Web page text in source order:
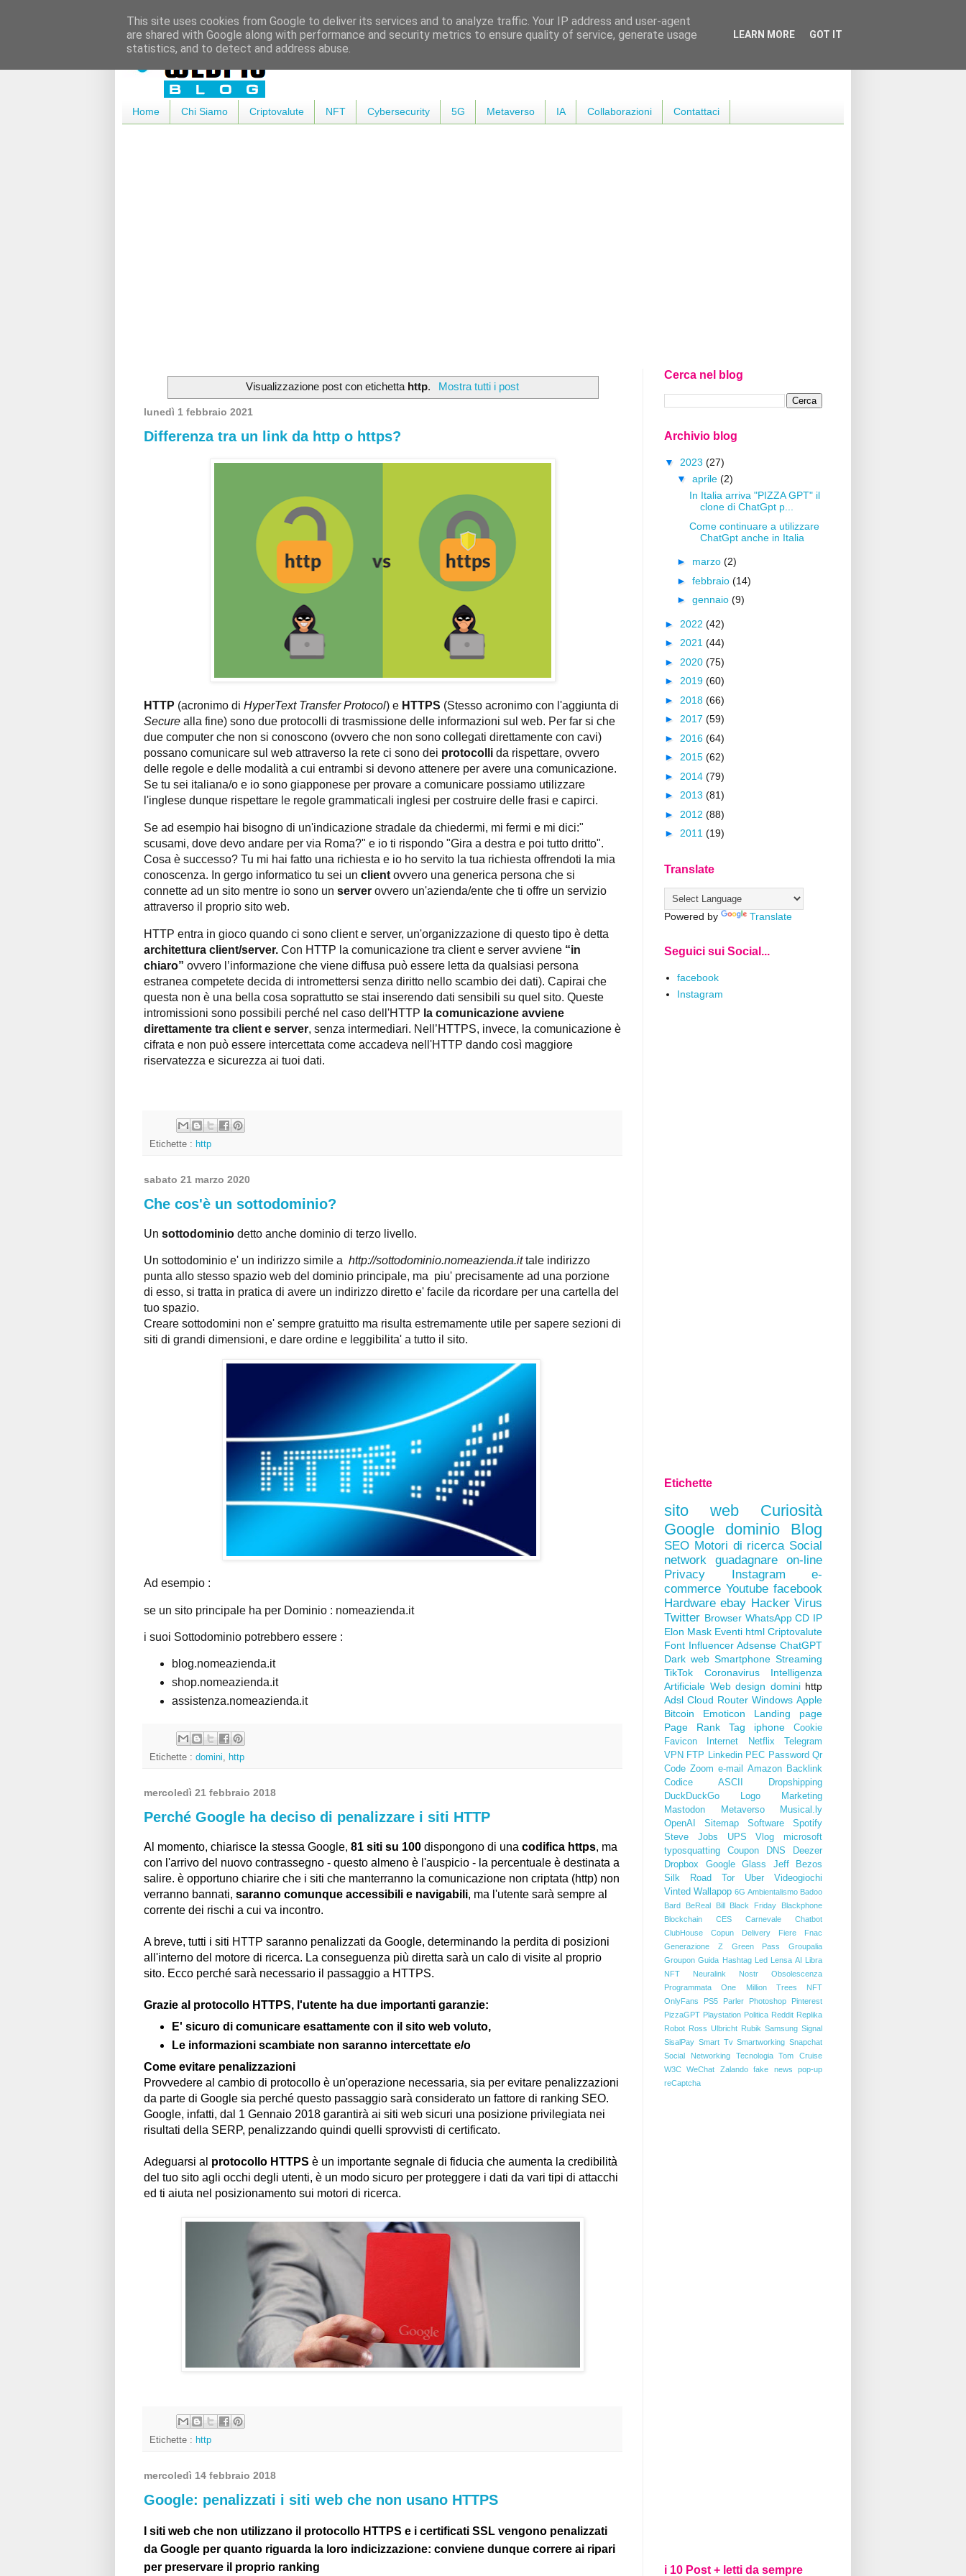
Home Chi Siamo Criptovalute NFT Cybersecurity 5G Metaverso IA Collaborazioni Contattaci
Visualizzazione post con etichetta http. Mostra tutti i post
lunedì 1 febbraio 2021
Differenza tra un link da http o https?
HTTP (acronimo di HyperText Transfer Protocol) e HTTPS (Stesso acronimo con l'aggiunta di
Secure alla fine) sono due protocolli di trasmissione delle informazioni sul web. Per far si che
due computer che non si conoscono (ovvero che non sono collegati direttamente con cavi)
possano comunicare sul web attraverso la rete ci sono dei protocolli da rispettare, ovvero
delle regole e delle modalità a cui entrambi si devono attenere per avere una comunicazione.
Se tu sei italiana/o e io sono giapponese per provare a comunicare possiamo utilizzare
l'inglese dunque rispettare le regole grammaticali inglesi per costruire delle frasi e capirci.
Se ad esempio hai bisogno di un'indicazione stradale da chiedermi, mi fermi e mi dici:"
scusami, dove devo andare per via Roma?" e io ti rispondo "Gira a destra e poi tutto dritto".
Cosa è successo? Tu mi hai fatto una richiesta e io ho servito la tua richiesta offrendoti la mia
conoscenza. In gergo informatico tu sei un client ovvero una generica persona che si
connette ad un sito mentre io sono un server ovvero un'azienda/ente che ti offre un servizio
attraverso il proprio sito web.
HTTP entra in gioco quando ci sono client e server, un'organizzazione di questo tipo è detta
architettura client/server. Con HTTP la comunicazione tra client e server avviene “in
chiaro” ovvero l’informazione che viene diffusa può essere letta da qualsiasi persona
estranea competete decida di intromettersi senza diritto nello scambio dei dati). Capirai che
questa non è una bella cosa soprattutto se stai inserendo dati sensibili su quel sito. Queste
intromissioni sono possibili perché nel caso dell'HTTP la comunicazione avviene
direttamente tra client e server, senza intermediari. Nell’HTTPS, invece, la comunicazione è
cifrata e non può essere intercettata come accadeva nell'HTTP dando così maggiore
riservatezza e sicurezza ai tuoi dati.
Etichette : http
sabato 21 marzo 2020
Che cos'è un sottodominio?
Un sottodominio detto anche dominio di terzo livello.
Un sottodominio e' un indirizzo simile a http://sottodominio.nomeazienda.ittale indirizzo
punta allo stesso spazio web del dominio principale, ma piu' precisamente ad una porzione
di esso, si tratta in pratica di avere un indirizzo diretto e' facile da ricordare per una cartella del
tuo spazio.
Creare sottodomini non e' sempre gratuitto ma risulta estremamente utile per sapere sezioni di
siti di grandi dimensioni, e dare ordine e leggibilita' a tutto il sito.
Ad esempio :
se un sito principale ha per Dominio : nomeazienda.it
i suoi Sottodominio potrebbero essere :
blog.nomeazienda.it
shop.nomeazienda.it
assistenza.nomeazienda.it
Etichette : domini, http
mercoledì 21 febbraio 2018
Perché Google ha deciso di penalizzare i siti HTTP
Al momento, chiarisce la stessa Google, 81 siti su 100 dispongono di una codifica https, ma
con l'arrivo del nuovo contrassegno - questo almeno è l'auspicio - la percentuale è destinata a
salire. è opportuno chiarire che i siti che manterranno la comunicazione non criptata (http) non
verranno bannati, saranno comunque accessibili e navigabili, ma l'utente sarà sempre al
corrente dei rischi a cui va incontro.
A breve, tutti i siti HTTP saranno penalizzati da Google, determinando la perdita di posizioni
all'interno del motore di ricerca. La conseguenza più diretta sarà un calo di visite al proprio
sito. Ecco perché sarà necessario il passaggio a HTTPS.
Grazie al protocollo HTTPS, l'utente ha due importanti garanzie:
E' sicuro di comunicare esattamente con il sito web voluto,
Le informazioni scambiate non saranno intercettate e/o
Come evitare penalizzazioni
Provvedere al cambio di protocollo è un'operazione necessaria, sia per evitare penalizzazioni
da parte di Google sia perché questo passaggio sarà considerato un fattore di ranking SEO.
Google, infatti, dal 1 Gennaio 2018 garantirà ai siti web sicuri una posizione privilegiata nei
risultati della SERP, penalizzando quindi quelli sprovvisti di certificato.
Adeguarsi al protocollo HTTPS è un importante segnale di fiducia che aumenta la credibilità
del tuo sito agli occhi degli utenti, è un modo sicuro per proteggere i dati da vari tipi di attacchi
ed ti aiuta nel posizionamento sui motori di ricerca.
Etichette : http
mercoledì 14 febbraio 2018
Google: penalizzati i siti web che non usano HTTPS
I siti web che non utilizzano il protocollo HTTPS e i certificati SSL vengono penalizzati
da Google per quanto riguarda la loro indicizzazione: conviene dunque correre ai ripari
per preservare il proprio ranking
Cerca nel blog
Archivio blog
▼ 2023 (27)
▼ aprile (2)
In Italia arriva "PIZZA GPT" il
clone di ChatGpt p...
Come continuare a utilizzare
ChatGpt anche in Italia
► marzo (2)
► febbraio (14)
► gennaio (9)
► 2022 (42)
► 2021 (44)
► 2020 (75)
► 2019 (60)
► 2018 (66)
► 2017 (59)
► 2016 (64)
► 2015 (62)
► 2014 (79)
► 2013 (81)
► 2012 (88)
► 2011 (19)
Translate
Powered by Translate
Seguici sui Social...
facebook
Instagram
Etichette
sito web
Curiosità
Google
dominio Blog
SEO Motori di ricerca Social
network
guadagnare on-line
Privacy
Instagram
e-
commerce Youtube facebook
Hardware ebay Hacker Virus
Twitter Browser WhatsApp CD IP
Elon Mask Eventi html Criptovalute
Font Influencer Adsense ChatGPT
Dark web Smartphone Streaming
TikTok
Coronavirus
Intelligenza
Artificiale Web design domini http
Adsl Cloud Router Windows Apple
Bitcoin
Emoticon
Landing page
Page Rank
Tag iphone
Cookie
Favicon
Internet Netflix
Telegram
VPN FTP Linkedin PEC Password Qr
Code Zoom e-mail Amazon Backlink
Codice ASCII
Dropshipping
DuckDuckGo
Logo
Marketing
Mastodon
Metaverso
Musical.ly
OpenAI
Sitemap Software
Spotify
Steve Jobs
UPS Vlog
microsoft
typosquatting
Coupon DNS
Deezer
Dropbox
Google Glass
Jeff Bezos
Silk Road
Tor Uber
Videogiochi
Vinted Wallapop 6G Ambientalismo Badoo
Bard
BeReal Bill Black Friday
Blackphone
Blockchain
CES Carnevale
Chatbot
ClubHouse
Copun Delivery Fiere
Fnac
Generazione Z
Green Pass
Groupalia
Groupon Guida Hashtag Led Lensa AI Libra
NFT
Neuralink Nostr
Obsolescenza
Programmata
One Million Trees NFT
OnlyFans
PS5 Parler Photoshop
Pinterest
PizzaGPT Playstation Politica Reddit Replika
Robot Ross Ulbricht Rubik Samsung Signal
SisalPay Smart Tv Smartworking Snapchat
Social Networking
Tecnologia
Tom Cruise
W3C
WeChat Zalando fake news
pop-up
reCaptcha
i 10 Post + letti da sempre
This site uses cookies from Google to deliver its services and to analyze traffic. Your IP address and user-agent
are shared with Google along with performance and security metrics to ensure quality of service, generate usage
statistics, and to detect and address abuse.
LEARN MORE GOT IT